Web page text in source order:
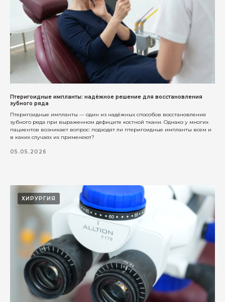
Птеригоидные импланты: надёжное решение для восстановления
зубного ряда
Птеригоидные импланты — один из надёжных способов восстановления
зубного ряда при выраженном дефиците костной ткани. Однако у многих
пациентов возникает вопрос: подходят ли птеригоидные импланты всем и
в каких случаях их применяют?
05.05.2026
ХИРУРГИЯ
КОНТАКТЫ
info@implants-msk.ru
+7(495) 725-56-57
ЗАМОСКВОРЕЧЬЕ, УЛ
НОВОКУЗНЕЦКАЯ, Д. 33, СТР. 1,
ПОМЕЩ. 3/1
ИНН9705205726
Регистрационный номер лицензии:
Л041-01137-77/02550746